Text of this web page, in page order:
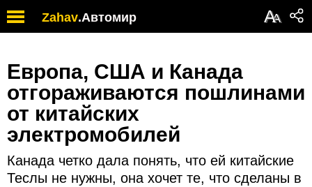
Zahav.Автомир АА
Европа, США и Канада
отгораживаются пошлинами
от китайских
электромобилей
Канада четко дала понять, что ей китайские
Теслы не нужны, она хочет те, что сделаны в